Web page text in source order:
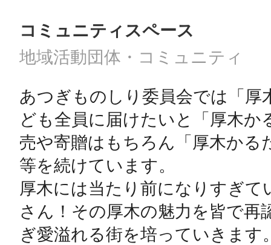
コミュニティスペース
地域活動団体・コミュニティ
あつぎものしり委員会では「厚
ども全員に届けたいと「厚木か
売や寄贈はもちろん「厚木かる
等を続けています。
厚木には当たり前になりすぎて
さん！その厚木の魅力を皆で再
ぎ愛溢れる街を培っていきます